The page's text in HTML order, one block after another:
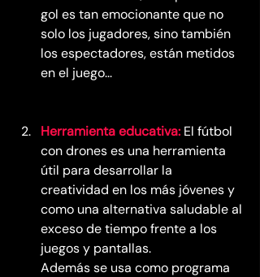
gol es tan emocionante que no
solo los jugadores, sino también
los espectadores, están metidos
en el juego...
Herramienta educativa: El fútbol
con drones es una herramienta
útil para desarrollar la
creatividad en los más jóvenes y
como una alternativa saludable al
exceso de tiempo frente a los
juegos y pantallas.
Además se usa como programa